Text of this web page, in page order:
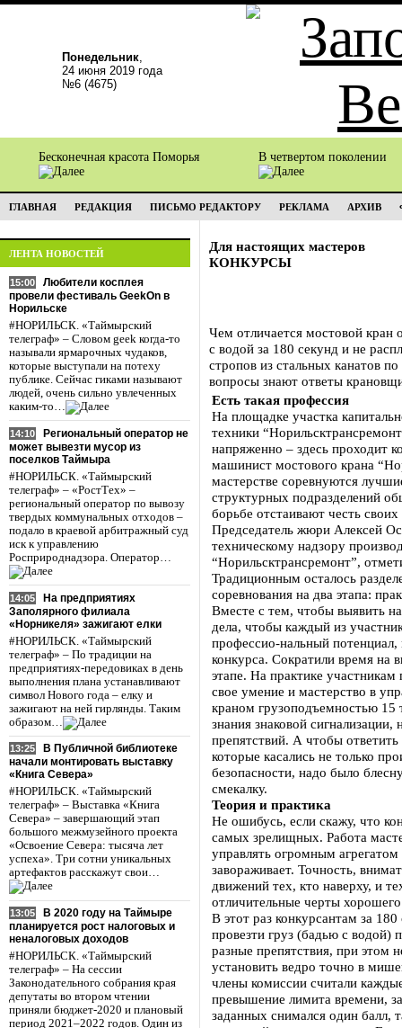
Понедельник,
24 июня 2019 года
№6 (4675)
Бесконечная красота Поморья В четвертом поколении
ГЛАВНАЯ РЕДАКЦИЯ ПИСЬМО РЕДАКТОРУ РЕКЛАМА АРХИВ
ЛЕНТА НОВОСТЕЙ
15:00
Любители косплея
провели фестиваль GeekOn в
Норильске
#НОРИЛЬСК. «Таймырский
телеграф» – Словом geek когда-то
называли ярмарочных чудаков,
которые выступали на потеху
публике. Сейчас гиками называют
людей, очень сильно увлеченных
каким-то…
14:10
Региональный оператор не
может вывезти мусор из
поселков Таймыра
#НОРИЛЬСК. «Таймырский
телеграф» – «РостТех» –
региональный оператор по вывозу
твердых коммунальных отходов –
подало в краевой арбитражный суд
иск к управлению
Росприроднадзора. Оператор…
14:05
На предприятиях
Заполярного филиала
«Норникеля» зажигают елки
#НОРИЛЬСК. «Таймырский
телеграф» – По традиции на
предприятиях-передовиках в день
выполнения плана устанавливают
символ Нового года – елку и
зажигают на ней гирлянды. Таким
образом…
13:25
В Публичной библиотеке
начали монтировать выставку
«Книга Севера»
#НОРИЛЬСК. «Таймырский
телеграф» – Выставка «Книга
Севера» – завершающий этап
большого межмузейного проекта
«Освоение Севера: тысяча лет
успеха». Три сотни уникальных
артефактов расскажут свои…
13:05
В 2020 году на Таймыре
планируется рост налоговых и
неналоговых доходов
#НОРИЛЬСК. «Таймырский
телеграф» – На сессии
Законодательного собрания края
депутаты во втором чтении
приняли бюджет-2020 и плановый
период 2021–2022 годов. Один из
Для настоящих мастеров
КОНКУРСЫ
Чем отличается мостовой кран
с водой за 180 секунд и не
стропов из стальных канатов
вопросы знают ответы
Есть такая профессия
На площадке участка
техники
напряженно – здесь проходит
машинист мостового крана
мастерстве соревнуются
структурных подразделений
борьбе отстаивают честь своих
Председатель жюри Алексей
техническому надзору
“Норильсктрансремонт”,
Традиционным осталось
соревнования на два этапа:
Вместе с тем, чтобы выявить
дела, чтобы каждый из
профессио-нальный
конкурса. Сократили время на
этапе. На практике участникам
свое умение и мастерство в
краном грузоподъемностью 15
знания знаковой
препятствий. А чтобы
которые касались не только
безопасности, надо было
смекалку.
Теория и практика
Не ошибусь, если скажу, что
самых зрелищных. Работа
управлять огромным
завораживает. Точность,
движений тех, кто наверху, и
отличительные черты
В этот раз конкурсантам за
провезти груз (бадью с водой)
разные препятствия, при этом
установить ведро точно в
члены комиссии считали
превышение лимита времени,
заданных снимался один балл,